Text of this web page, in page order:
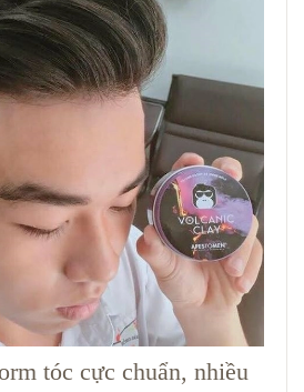
tóc cực chuẩn, nhiều